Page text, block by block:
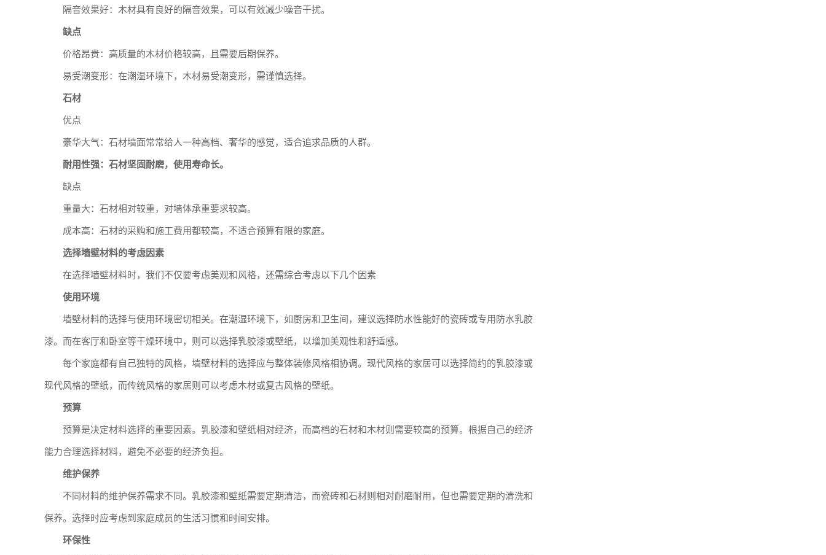
隔音效果好：木材具有良好的隔音效果，可以有效减少噪音干扰。
缺点
价格昂贵：高质量的木材价格较高，且需要后期保养。
易受潮变形：在潮湿环境下，木材易受潮变形，需谨慎选择。
石材
优点
豪华大气：石材墙面常常给人一种高档、奢华的感觉，适合追求品质的人群。
耐用性强：石材坚固耐磨，使用寿命长。
缺点
重量大：石材相对较重，对墙体承重要求较高。
成本高：石材的采购和施工费用都较高，不适合预算有限的家庭。
选择墙壁材料的考虑因素
在选择墙壁材料时，我们不仅要考虑美观和风格，还需综合考虑以下几个因素
使用环境
墙壁材料的选择与使用环境密切相关。在潮湿环境下，如厨房和卫生间，建议选择防水性能好的瓷砖或专用防水乳胶
漆。而在客厅和卧室等干燥环境中，则可以选择乳胶漆或壁纸，以增加美观性和舒适感。
每个家庭都有自己独特的风格，墙壁材料的选择应与整体装修风格相协调。现代风格的家居可以选择简约的乳胶漆或
现代风格的壁纸，而传统风格的家居则可以考虑木材或复古风格的壁纸。
预算
预算是决定材料选择的重要因素。乳胶漆和壁纸相对经济，而高档的石材和木材则需要较高的预算。根据自己的经济
能力合理选择材料，避免不必要的经济负担。
维护保养
不同材料的维护保养需求不同。乳胶漆和壁纸需要定期清洁，而瓷砖和石材则相对耐磨耐用，但也需要定期的清洗和
保养。选择时应考虑到家庭成员的生活习惯和时间安排。
环保性